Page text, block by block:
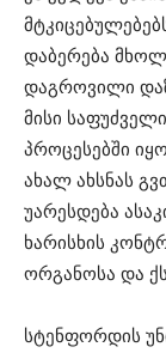
დაბერება
დაგროვილი
მისი
პროცესებში
ახალ ახსნას
უარესდება
ხარისხის
ორგანოსა და
სტენფორდის